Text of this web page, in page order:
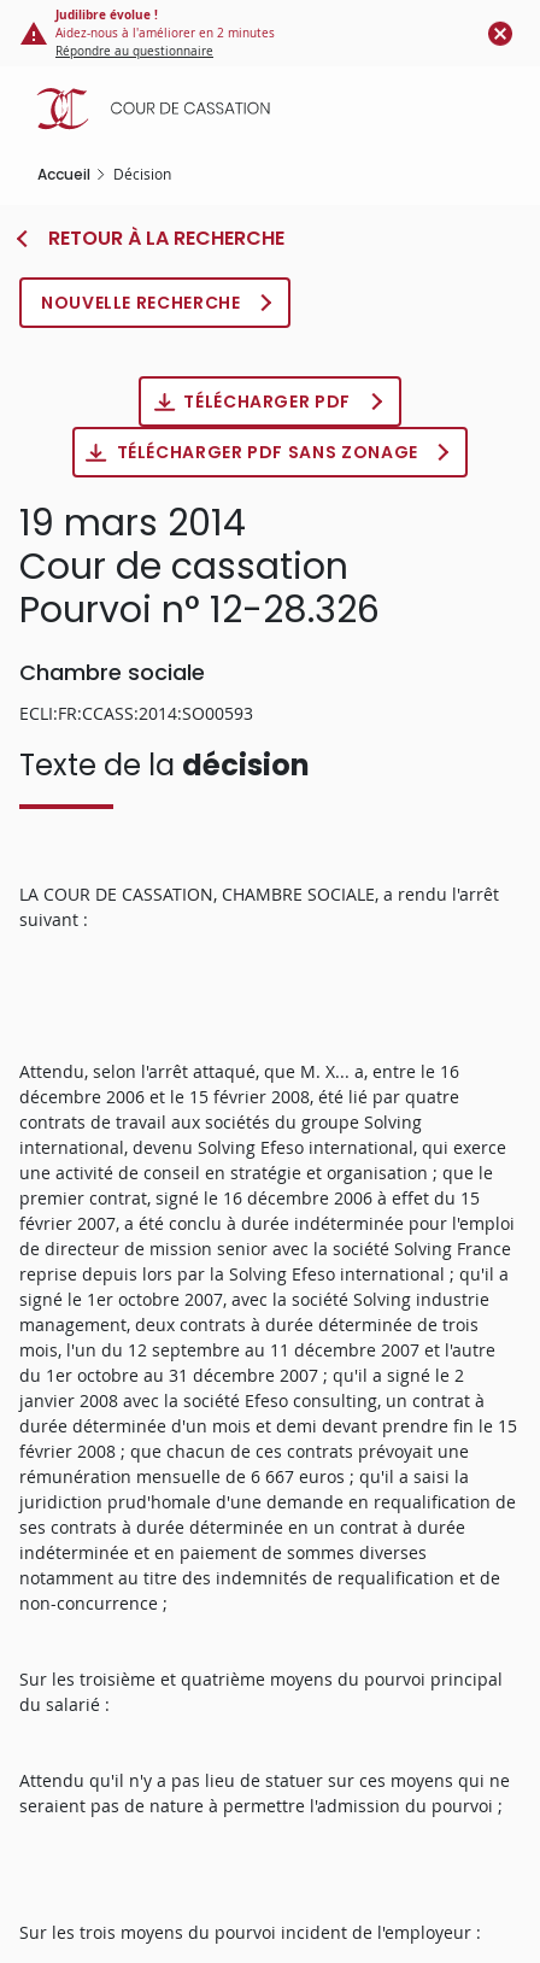
Panneau de gestion des cookies
contenu
principal
Judilibre évolue !
Aidez-nous à l'améliorer en 2 minutes
Répondre au questionnaire
Accueil Décision
RETOUR À LA RECHERCHE
NOUVELLE RECHERCHE
TÉLÉCHARGER PDF
TÉLÉCHARGER PDF SANS ZONAGE
19 mars 2014
Cour de cassation
Pourvoi n° 12-28.326
Chambre sociale
ECLI:FR:CCASS:2014:SO00593
Texte de la décision
LA COUR DE CASSATION, CHAMBRE SOCIALE, a rendu l'arrêt
suivant :
Attendu, selon l'arrêt attaqué, que M. X... a, entre le 16
décembre 2006 et le 15 février 2008, été lié par quatre
contrats de travail aux sociétés du groupe Solving
international, devenu Solving Efeso international, qui exerce
une activité de conseil en stratégie et organisation ; que le
premier contrat, signé le 16 décembre 2006 à effet du 15
février 2007, a été conclu à durée indéterminée pour l'emploi
de directeur de mission senior avec la société Solving France
reprise depuis lors par la Solving Efeso international ; qu'il a
signé le 1er octobre 2007, avec la société Solving industrie
management, deux contrats à durée déterminée de trois
mois, l'un du 12 septembre au 11 décembre 2007 et l'autre
du 1er octobre au 31 décembre 2007 ; qu'il a signé le 2
janvier 2008 avec la société Efeso consulting, un contrat à
durée déterminée d'un mois et demi devant prendre fin le 15
février 2008 ; que chacun de ces contrats prévoyait une
rémunération mensuelle de 6 667 euros ; qu'il a saisi la
juridiction prud'homale d'une demande en requalification de
ses contrats à durée déterminée en un contrat à durée
indéterminée et en paiement de sommes diverses
notamment au titre des indemnités de requalification et de
non-concurrence ;
Sur les troisième et quatrième moyens du pourvoi principal
du salarié :
Attendu qu'il n'y a pas lieu de statuer sur ces moyens qui ne
seraient pas de nature à permettre l'admission du pourvoi ;
Sur les trois moyens du pourvoi incident de l'employeur :